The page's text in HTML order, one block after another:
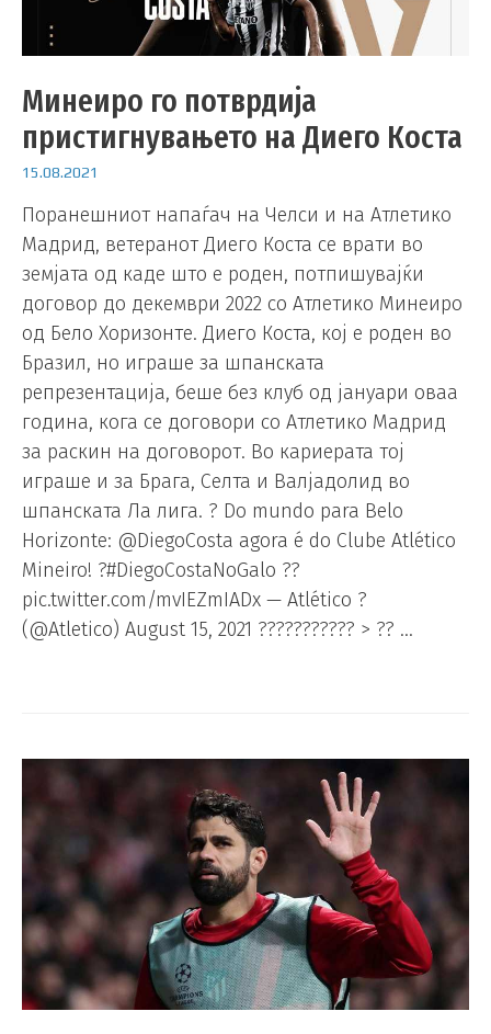
Минеиро го потврдија
пристигнувањето на Диего Коста
15.08.2021
Поранешниот напаѓач на Челси и на Атлетико
Мадрид, ветеранот Диего Коста се врати во
земјата од каде што е роден, потпишувајќи
договор до декември 2022 со Атлетико Минеиро
од Бело Хоризонте. Диего Коста, кој е роден во
Бразил, но играше за шпанската
репрезентација, беше без клуб од јануари оваа
година, кога се договори со Атлетико Мадрид
за раскин на договорот. Во кариерата тој
играше и за Брага, Селта и Валјадолид во
шпанската Ла лига. ? Do mundo para Belo
Horizonte: @DiegoCosta agora é do Clube Atlético
Mineiro! ?#DiegoCostaNoGalo ??️
pic.twitter.com/mvIEZmIADx — Atlético ?
(@Atletico) August 15, 2021 ??????????? > ??️ …